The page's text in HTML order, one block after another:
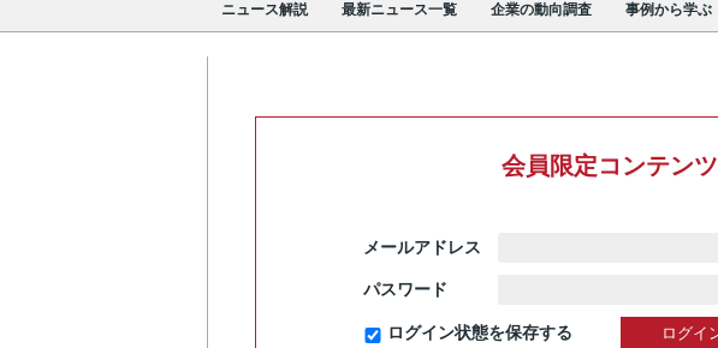
ニュース解説 最新ニュース一覧 企業の動向調査 事例から学ぶ
会員限定コンテンツ
メールアドレス
パスワード
ログイン状態を保存する